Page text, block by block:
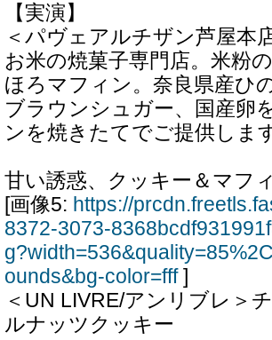
【実演】
＜パヴェアルチザン芦屋
お米の焼菓子専門店。米粉
ほろマフィン。奈良県産ひ
ブラウンシュガー、国産卵
ンを焼きたてでご提供しま
甘い誘惑、クッキー＆マフ
[画像5: https://
8372-3073-
ounds&bg-color=fff]
＜UN LIVRE/アンリブレ＞
ルナッツクッキー